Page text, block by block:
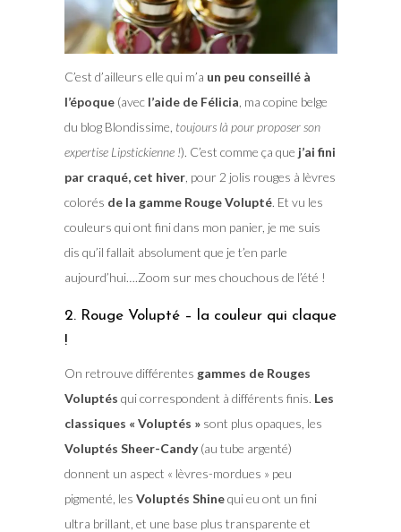
C’est d’ailleurs elle qui m’a un peu conseillé à
l’époque(avec l’aide de Félicia , ma copine belge
du blog Blondissime, toujours là pour proposer son
expertise Lipstickienne !). C’est comme ça que j’ai fini
par craqué, cet hiver, pour 2 jolis rouges à lèvres
colorés de la gamme Rouge Volupté. Et vu les
couleurs qui ont fini dans mon panier, je me suis
dis qu’il fallait absolument que je t’en parle
aujourd’hui….Zoom sur mes chouchous de l’été !
2. Rouge Volupté – la couleur qui claque
!
On retrouve différentes gammes de Rouges
Voluptés qui correspondent à différents finis. Les
classiques « Voluptés »sont plus opaques, les
Voluptés Sheer-Candy(au tube argenté)
donnent un aspect « lèvres-mordues » peu
pigmenté, les Voluptés Shinequi eu ont un fini
ultra brillant, et une base plus transparente et